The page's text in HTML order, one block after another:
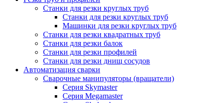
Станки для резки круглых труб
Станки для резки круглых труб
Машинки для резки круглых труб
Станки для резки квадратных труб
Станки для резки балок
Станки для резки профилей
Станки для резки днищ сосудов
Автоматизация сварки
Сварочные манипуляторы (вращатели)
Серия Skymaster
Серия Megamaster